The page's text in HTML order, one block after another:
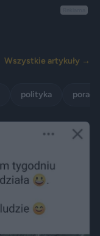
Wszystkie artykuły →
polityka porady